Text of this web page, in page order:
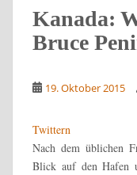
Kanada:
Bruce
19. Oktober 2015
Twittern
Nach dem üblichen
Blick auf den Hafen